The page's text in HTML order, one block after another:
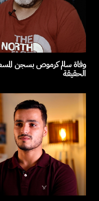
وفاة سالم كرموص بسجن
الحقيقة